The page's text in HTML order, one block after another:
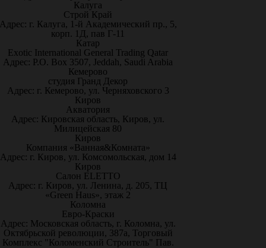
Калуга
Строй Край
г. Калуга, 1-й Академический пр., 5,
корп. 1Д, пав Г-11
Катар
Exotic International General Trading Qatar
Адрес: P.O. Box 3507, Jeddah, Saudi Arabia
Кемерово
студия Гранд Декор
Адрес: г. Кемерово, ул. Черняховского 3
Киров
Акватория
Адрес: Кировская область, Киров, ул.
Милицейская 80
Киров
Компания «Ванная&Комната»
Адрес: г. Киров, ул. Комсомольская, дом 14
Киров
Салон ELETTO
Адрес: г. Киров, ул. Ленина, д. 205, ТЦ
«Green Haus», этаж 2
Коломна
Евро-Краски
Адрес: Московская область, г. Коломна, ул.
Октябрьской революции, 387а, Торговый
Комплекс "Коломенский Строитель" Пав.